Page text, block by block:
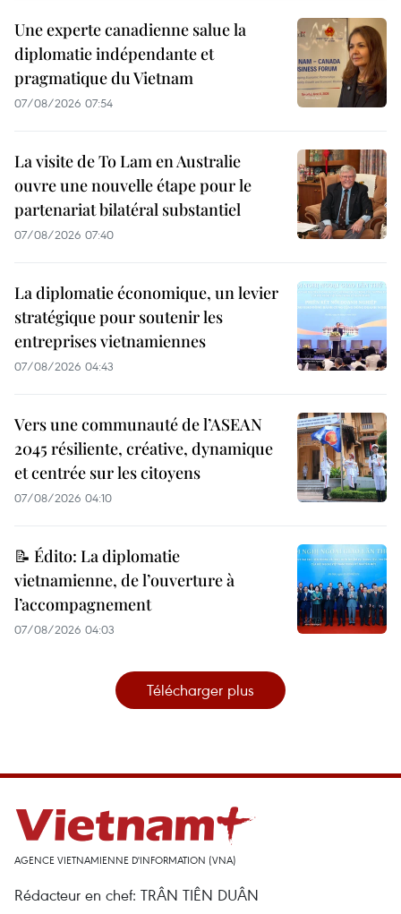
Une experte canadienne salue la
diplomatie indépendante et
pragmatique du Vietnam
07/08/2026 07:54
La visite de To Lam en Australie
ouvre une nouvelle étape pour le
partenariat bilatéral substantiel
07/08/2026 07:40
La diplomatie économique, un levier
stratégique pour soutenir les
entreprises vietnamiennes
07/08/2026 04:43
Vers une communauté de l’ASEAN
2045 résiliente, créative, dynamique
et centrée sur les citoyens
07/08/2026 04:10
📝 Édito: La diplomatie
vietnamienne, de l’ouverture à
l’accompagnement
07/08/2026 04:03
Télécharger plus
AGENCE VIETNAMIENNE D'INFORMATION (VNA)
Rédacteur en chef: TRÂN TIÊN DUÂN